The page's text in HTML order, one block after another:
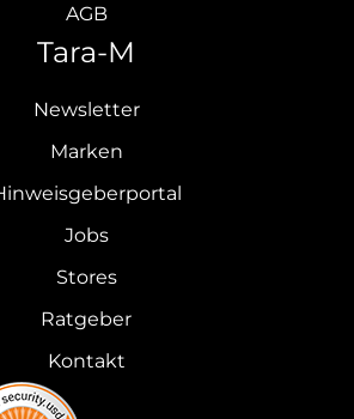
AGB
Tara-M
Newsletter
Marken
Jobs
Stores
Ratgeber
Kontakt